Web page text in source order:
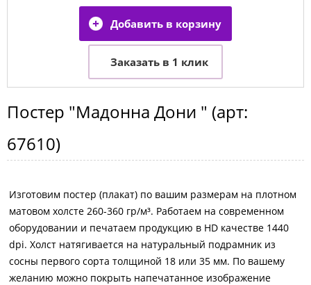
Постер "Мадонна Дони " (арт:
67610)
Изготовим постер (плакат) по вашим размерам на плотном
матовом холсте 260-360 гр/м³. Работаем на современном
оборудовании и печатаем продукцию в HD качестве 1440
dpi. Холст натягивается на натуральный подрамник из
сосны первого сорта толщиной 18 или 35 мм. По вашему
желанию можно покрыть напечатанное изображение